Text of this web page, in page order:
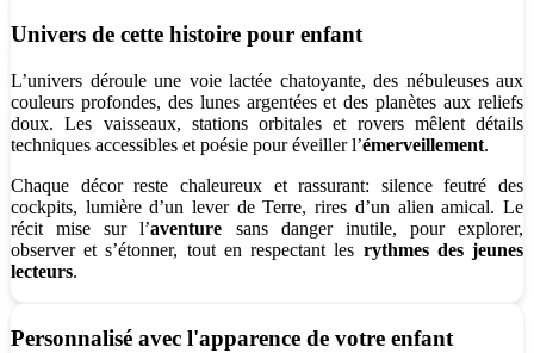
Univers de cette histoire pour enfant
L’univers déroule une voie lactée chatoyante, des nébuleuses aux
couleurs profondes, des lunes argentées et des planètes aux reliefs
doux. Les vaisseaux, stations orbitales et rovers mêlent détails
techniques accessibles et poésie pour éveiller l’émerveillement.
Chaque décor reste chaleureux et rassurant: silence feutré des
cockpits, lumière d’un lever de Terre, rires d’un alien amical. Le
récit mise sur l’aventure sans danger inutile, pour explorer,
observer et s’étonner, tout en respectant les rythmes des jeunes
lecteurs.
Personnalisé avec l'apparence de votre enfant